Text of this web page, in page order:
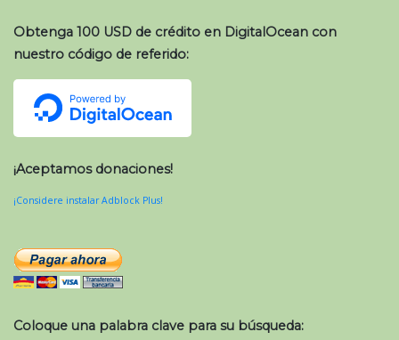
Obtenga 100 USD de crédito en DigitalOcean con
nuestro código de referido:
¡Aceptamos donaciones!
¡Considere instalar Adblock Plus!
Coloque una palabra clave para su búsqueda: